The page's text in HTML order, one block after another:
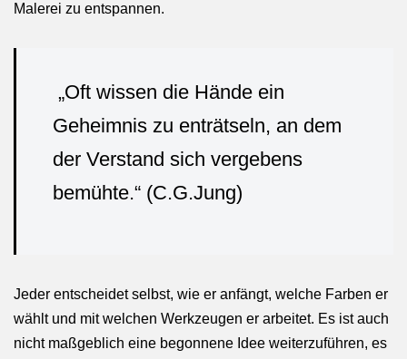
Malerei zu entspannen.
„Oft wissen die Hände ein
Geheimnis zu enträtseln, an dem
der Verstand sich vergebens
bemühte.“ (C.G.Jung)
Jeder entscheidet selbst, wie er anfängt, welche Farben er
wählt und mit welchen Werkzeugen er arbeitet. Es ist auch
nicht maßgeblich eine begonnene Idee weiterzuführen, es